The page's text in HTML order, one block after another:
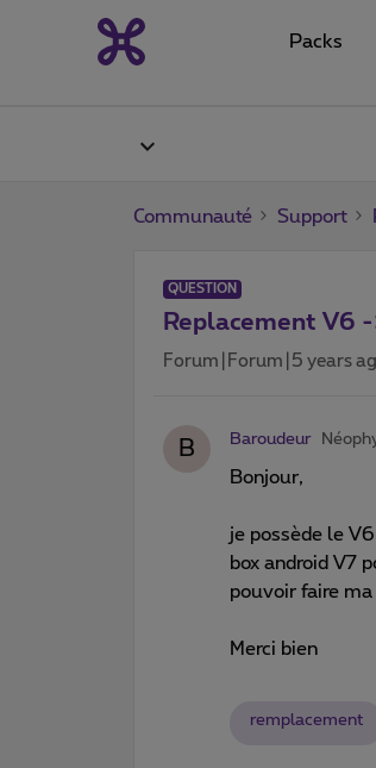
Packs
Communauté Support
QUESTION
Replacement V6
Forum|Forum|5 years
B Baroudeur
Bonjour,
je possède le
box android V7
pouvoir faire
Merci bien
remplacement